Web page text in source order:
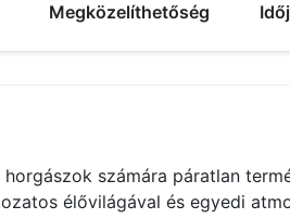
Megközelíthetőség
számára páratlan
élővilágával és egyedi